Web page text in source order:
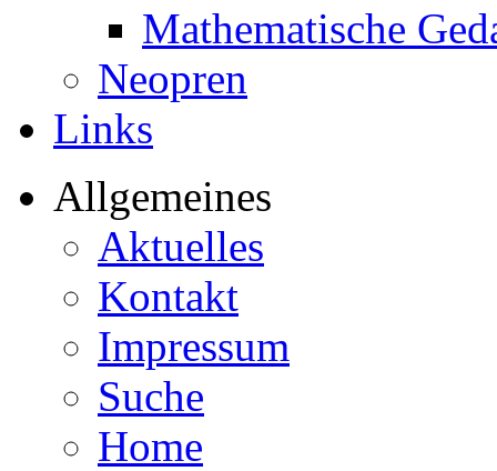
Mathematische
Neopren
Links
Allgemeines
Aktuelles
Kontakt
Impressum
Suche
Home